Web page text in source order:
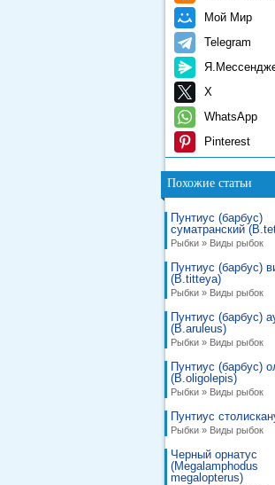
Мой Мир
Telegram
X
WhatsApp
Pinterest
Похожие статьи
Пунтиус (барбус)
суматранский
Рыбки » Виды рыбок
Пунтиус (барбус)
(B.titteya)
Рыбки » Виды рыбок
Пунтиус (барбус)
(B.aruleus)
Рыбки » Виды рыбок
Пунтиус (барбус)
(B.oligolepis)
Рыбки » Виды рыбок
Пунтиус
Рыбки » Виды рыбок
Черный орнатус
(Megalamphodus
megalopterus)